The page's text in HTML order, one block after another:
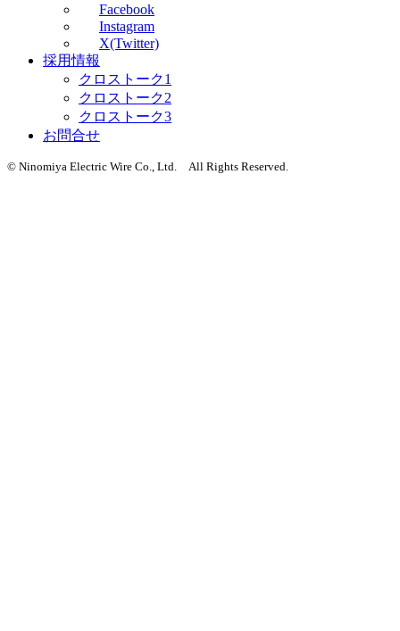
Facebook
Instagram
X(Twitter)
採用情報
クロストーク1
クロストーク2
クロストーク3
お問合せ
© Ninomiya Electric Wire Co., Ltd. All Rights Reserved.